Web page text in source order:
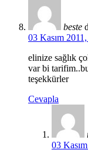
beste
03 Kasım
elinize sağlık
var bi
teşekkürler
Cevapla
03